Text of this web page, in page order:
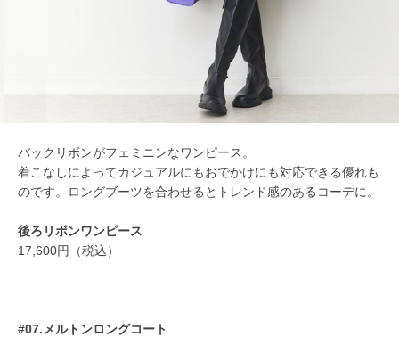
バックリボンがフェミニンなワンピース。
着こなしによってカジュアルにもおでかけにも対応できる優れも
のです。ロングブーツを合わせるとトレンド感のあるコーデに。
後ろリボンワンピース
17,600円（税込）
#07.メルトンロングコート